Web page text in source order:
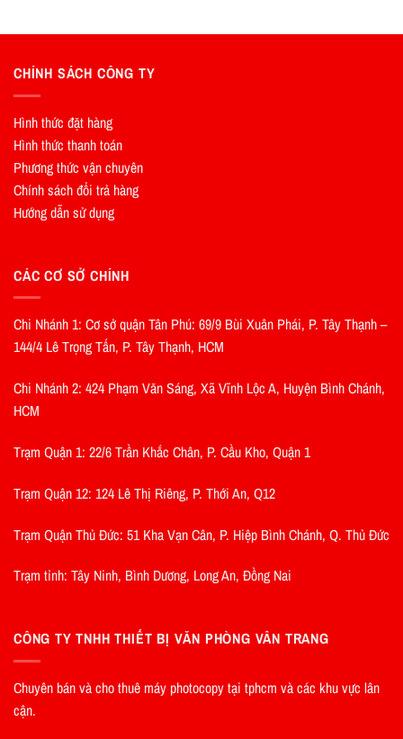
CHÍNH SÁCH CÔNG TY
Hình thức đặt hàng
Hình thức thanh toán
Phương thức vận chuyên
Chính sách đổi trả hàng
Hướng dẫn sử dụng
CÁC CƠ SỞ CHÍNH
Chi Nhánh 1: Cơ sở quận Tân Phú: 69/9 Bùi Xuân Phái, P. Tây Thạnh –
144/4 Lê Trọng Tấn, P. Tây Thạnh, HCM
Chi Nhánh 2: 424 Phạm Văn Sáng, Xã Vĩnh Lộc A, Huyện Bình Chánh,
HCM
Trạm Quận 1: 22/6 Trần Khắc Chân, P. Cầu Kho, Quận 1
Trạm Quận 12: 124 Lê Thị Riêng, P. Thới An, Q12
Trạm Quận Thủ Đức: 51 Kha Vạn Cân, P. Hiệp Bình Chánh, Q. Thủ Đức
Trạm tỉnh: Tây Ninh, Bình Dương, Long An, Đồng Nai
CÔNG TY TNHH THIẾT BỊ VĂN PHÒNG VÂN TRANG
Chuyên bán và cho thuê máy photocopy tại tphcm và các khu vực lân
cận.